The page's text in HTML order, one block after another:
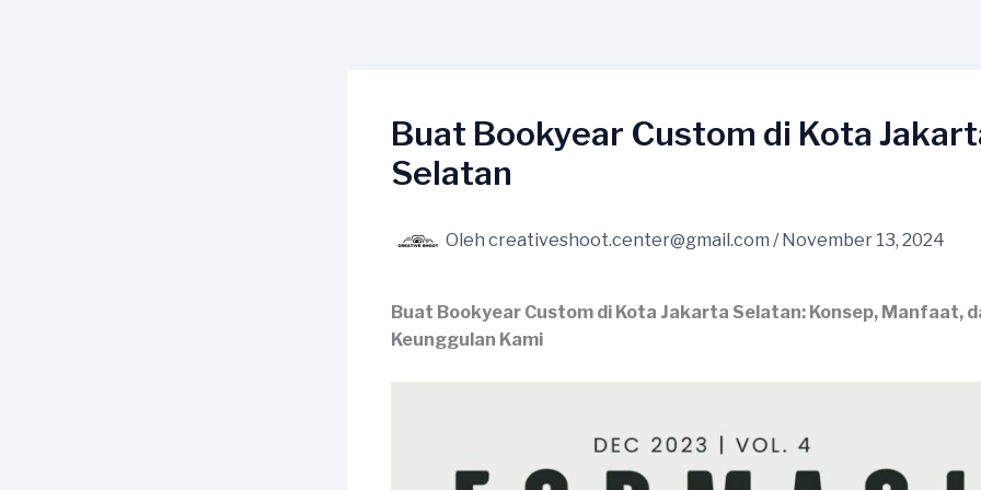
Buat Bookyear Custom di Kota
Selatan
Oleh creativeshoot.center@gmail.com / November 13, 2024
Buat Bookyear Custom di Kota Jakarta Selatan: Konsep, Manfaat,
Keunggulan Kami